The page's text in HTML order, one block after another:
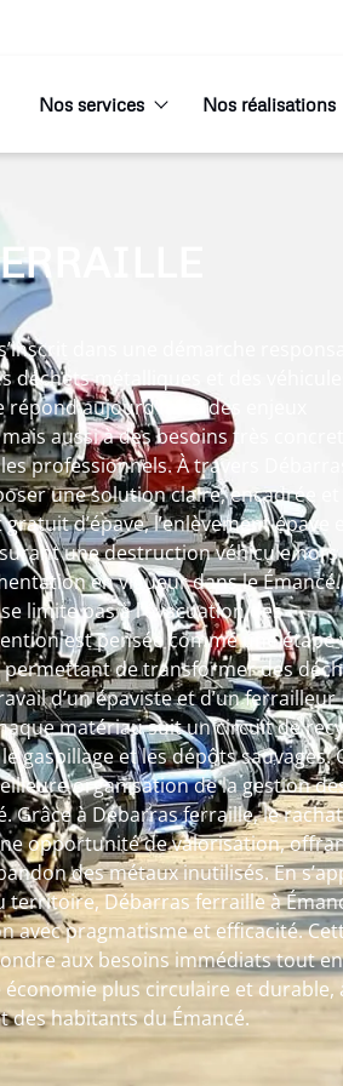
Nos services Nos réalisations
dans une démarche
déchets métalliques et des
aujourd’hui à des enjeux
aussi à des besoins très
professionnels. À travers Débarras
une solution claire, encadrée et
d’épave, l’enlèvement épave
une destruction véhicule hors
en vigueur dans le Émancé.
limite pas à l’évacuation des
est pensée comme une étape
de transformer des
d’un épaviste et d’un ferrailleur
matériau suit un circuit de
gaspillage et les dépôts sauvages.
organisation de la gestion
Grâce à Débarras ferraille, le rachat
opportunité de valorisation,
des métaux inutilisés. En
territoire, Débarras ferraille à
avec pragmatisme et efficacité.
aux besoins immédiats tout en
plus circulaire et durable,
des habitants du Émancé.